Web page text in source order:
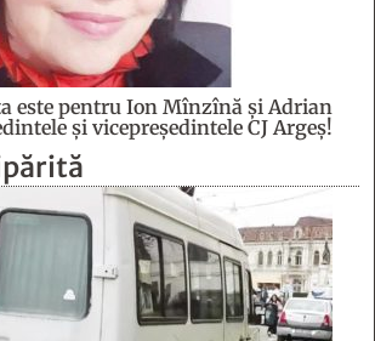
este pentru Ion Mînzînă şi Adrian
şi vicepreşedintele CJ Argeş!